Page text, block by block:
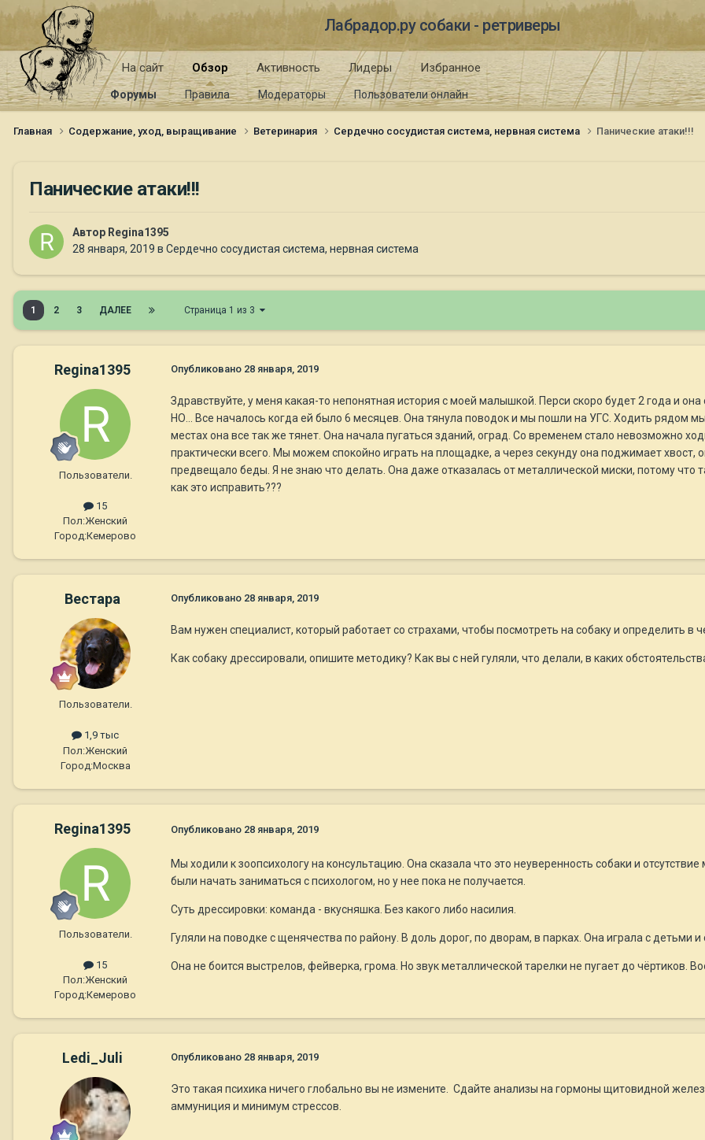
Лабрадор.ру собаки - ретриверы
На сайт Обзор
Форумы Правила Модераторы Пользователи онлайн
Активность Лидеры Избранное
Главная Содержание, уход, выращивание Ветеринария Сердечно сосудистая система, нервная система Панические атаки!!!
Панические атаки!!!
Автор Regina1395
28 января, 2019 в Сердечно сосудистая система, нервная система
1 2 3 ДАЛЕЕ Страница 1 из 3
Regina1395
Пользователи.
15
Пол:Женский
Город:Кемерово
Опубликовано 28 января, 2019
Здравствуйте, у меня какая-то непонятная история с моей малышкой. Перси скоро будет 2 года и
НО... Все началось когда ей было 6 месяцев. Она тянула поводок и мы пошли на УГС. Ходить рядом
местах она все так же тянет. Она начала пугаться зданий, оград. Со временем стало невозможно
практически всего. Мы можем спокойно играть на площадке, а через секунду она поджимает хвост,
предвещало беды. Я не знаю что делать. Она даже отказалась от металлической миски, потому что
как это исправить???
Вестара
Пользователи.
1,9 тыс
Пол:Женский
Город:Москва
Опубликовано 28 января, 2019
Вам нужен специалист, который работает со страхами, чтобы посмотреть на собаку и определить в
Как собаку дрессировали, опишите методику? Как вы с ней гуляли, что делали, в каких
Regina1395
Пользователи.
15
Пол:Женский
Город:Кемерово
Опубликовано 28 января, 2019
Мы ходили к зоопсихологу на консультацию. Она сказала что это неуверенность собаки и
были начать заниматься с психологом, но у нее пока не получается.
Суть дрессировки: команда - вкусняшка. Без какого либо насилия.
Гуляли на поводке с щенячества по району. В доль дорог, по дворам, в парках. Она играла с детьми
Она не боится выстрелов, фейверка, грома. Но звук металлической тарелки не пугает до чёртиков.
Ledi_Juli Опубликовано 28 января, 2019
Это такая психика ничего глобально вы не измените. Сдайте анализы на гормоны щитовидной
аммуниция и минимум стрессов.